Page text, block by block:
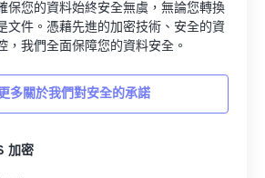
保您的資料始終安全無虞，無論您轉換
文件。憑藉先進的加密技術、安全的資
，我們全面保障您的資料安全。
多關於我們對安全的承諾
加密